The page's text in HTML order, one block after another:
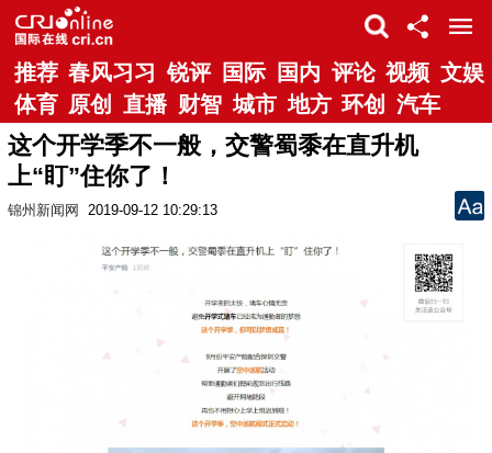
推荐 春风习习 锐评 国际 国内 评论 视频 文娱
体育 原创 直播 财智 城市 地方 环创 汽车
这个开学季不一般，交警蜀黍在直升机
上“盯”住你了！
锦州新闻网 2019-09-12 10:29:13